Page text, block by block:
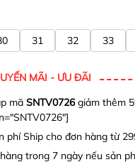
31 32 33
MÃI - ƯU ĐÃI
mã SNTV0726giảm thêm
phí Ship cho đơn hàng từ
trong 7 ngày nếu sản